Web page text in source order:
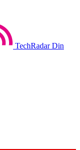
TechRadar Din